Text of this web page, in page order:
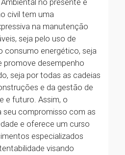
no presente e
civil tem uma
na manutenção
seja pelo uso de
consumo energético, seja
promove desempenho
seja por todas as cadeias
e da gestão de
e futuro. Assim, o
seu compromisso com as
e oferece um curso
especializados
visando